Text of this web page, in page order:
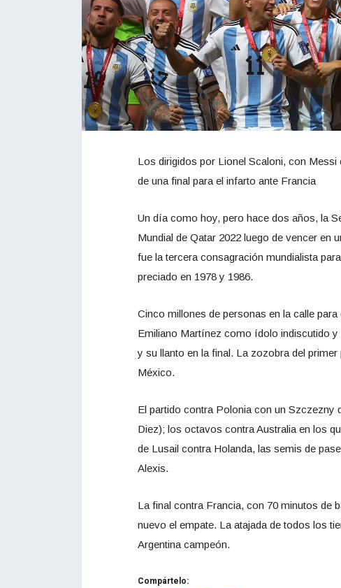
Los dirigidos por Lionel Scaloni, con
de una final para el infarto ante Francia
Un día como hoy, pero hace dos años, la
Mundial de Qatar 2022 luego de vencer en
fue la tercera consagración mundialista
preciado en 1978 y 1986.
Cinco millones de personas en la calle
Emiliano Martínez como ídolo indiscutido
y su llanto en la final. La zozobra del
México.
El partido contra Polonia con un Szczezny
Diez); los octavos contra Australia en los
de Lusail contra Holanda, las semis de
Alexis.
La final contra Francia, con 70 minutos de
nuevo el empate. La atajada de todos los
Argentina campeón.
Compártelo: